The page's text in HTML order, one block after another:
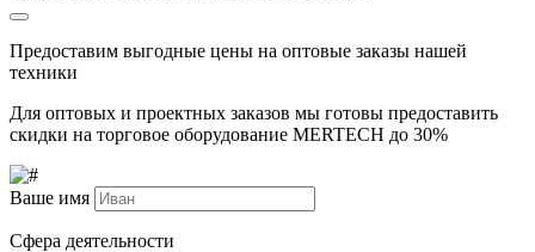
Предоставим выгодные цены на оптовые заказы нашей
техники
Для оптовых и проектных заказов мы готовы предоставить
скидки на торговое оборудование MERTECH до 30%
Ваше имя
Сфера деятельности